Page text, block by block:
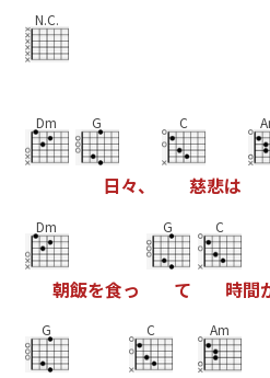
N.C.
Dm G
日々、
C
慈悲は
Dm
朝飯を食っ
G
て
C
時間
G C Am